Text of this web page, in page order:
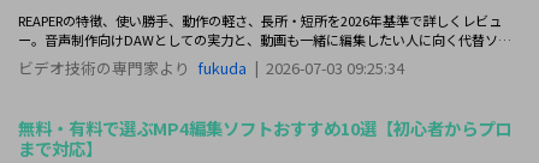
REAPERの特徴、使い勝手、動作の軽さ、長所・短所を2026年基準で詳しくレビュ
ー。音声制作向けDAWとしての実力と、動画も一緒に編集したい人に向く代替ソフ
トまでわかりやすく比較します。
ビデオ技術の専門家より fukuda | 2026-07-03 09:25:34
無料・有料で選ぶMP4編集ソフトおすすめ10選【初心者からプロ
まで対応】